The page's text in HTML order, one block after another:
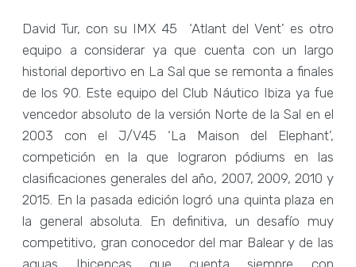
David Tur, con su IMX 45 ‘Atlant del Vent’ es otro
equipo a considerar ya que cuenta con un largo
historial deportivo en La Sal que se remonta a finales
de los 90. Este equipo del Club Náutico Ibiza ya fue
vencedor absoluto de la versión Norte de la Sal en el
2003 con el J/V45 ‘La Maison del Elephant’,
competición en la que lograron pódiums en las
clasificaciones generales del año, 2007, 2009, 2010 y
2015. En la pasada edición logró una quinta plaza en
la general absoluta. En definitiva, un desafío muy
competitivo, gran conocedor del mar Balear y de las
aguas Ibicencas que cuenta siempre con